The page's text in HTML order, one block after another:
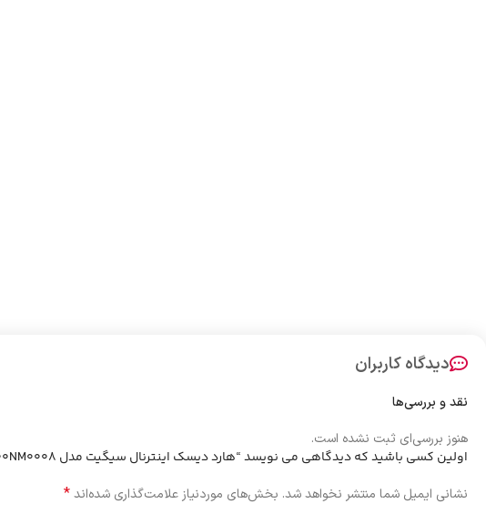
دیدگاه کاربران
نقد و بررسی‌ها
هنوز بررسی‌ای ثبت نشده است.
اولین کسی باشید که دیدگاهی می نویسد “هارد دیسک اینترنال سیگیت مدل Exos ST12000NM0008 ظرفیت 12 ترابایت”
نشانی ایمیل شما منتشر نخواهد شد. بخش‌های موردنیاز علامت‌گذاری شده‌اند*